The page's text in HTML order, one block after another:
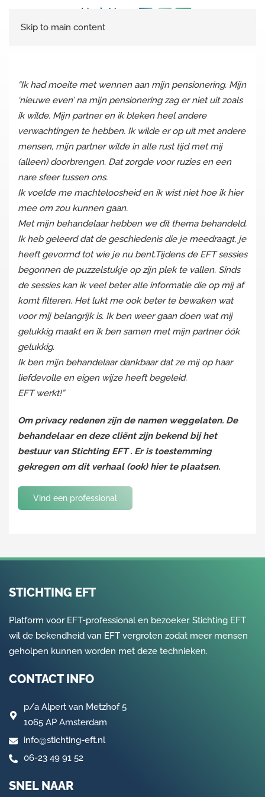
Skip to main content
“Ik had moeite met wennen aan mijn pensionering. Mijn
‘nieuwe even’ na mijn pensionering zag er niet uit zoals
ik wilde. Mijn partner en ik bleken heel andere
verwachtingen te hebben. Ik wilde er op uit met andere
mensen, mijn partner wilde in alle rust tijd met mij
(alleen) doorbrengen. Dat zorgde voor ruzies en een
nare sfeer tussen ons.
Ik voelde me machteloosheid en ik wist niet hoe ik hier
mee om zou kunnen gaan.
Met mijn behandelaar hebben we dit thema behandeld.
Ik heb geleerd dat de geschiedenis die je meedraagt, je
heeft gevormd tot wie je nu bent.Tijdens de EFT sessies
begonnen de puzzelstukje op zijn plek te vallen. Sinds
de sessies kan ik veel beter alle informatie die op mij af
komt filteren. Het lukt me ook beter te bewaken wat
voor mij belangrijk is. Ik ben weer gaan doen wat mij
gelukkig maakt en ik ben samen met mijn partner óók
gelukkig.
Ik ben mijn behandelaar dankbaar dat ze mij op haar
liefdevolle en eigen wijze heeft begeleid.
EFT werkt!”
Om privacy redenen zijn de namen weggelaten. De
behandelaar en deze cliënt zijn bekend bij het
bestuur van Stichting EFT . Er is toestemming
gekregen om dit verhaal (ook) hier te plaatsen.
Vind een professional
STICHTING EFT
Platform voor EFT-professional en bezoeker. Stichting EFT
wil de bekendheid van EFT vergroten zodat meer mensen
geholpen kunnen worden met deze technieken.
CONTACT INFO
p/a Alpert van Metzhof 5
1065 AP Amsterdam
info@stichting-eft.nl
06-23 49 91 52
SNEL NAAR